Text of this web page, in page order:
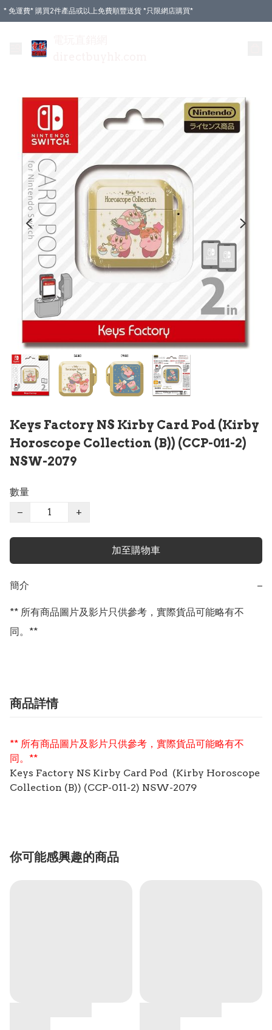
* 免運費* 購買2件產品或以上免費順豐送貨 *只限網店購買*
Keys Factory NS Kirby Card Pod (Kirby
Horoscope Collection (B)) (CCP-011-2)
NSW-2079
數量
−
+
加至購物車
簡介 −
** 所有商品圖片及影片只供參考，實際貨品可能略有不
同。**
商品詳情
** 所有商品圖片及影片只供參考，實際貨品可能略有不
同。**
Keys Factory NS Kirby Card Pod (Kirby Horoscope
Collection (B)) (CCP-011-2) NSW-2079
你可能感興趣的商品